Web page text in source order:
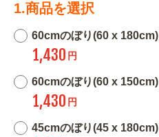
1.商品を選択
60cmのぼり(60 x 180cm)
1,430 円
60cmのぼり(60 x 150cm)
1,430 円
45cmのぼり(45 x 180cm)